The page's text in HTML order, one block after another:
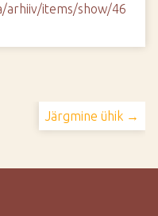
arhiiv/items/show/46
Järgmine ühik →